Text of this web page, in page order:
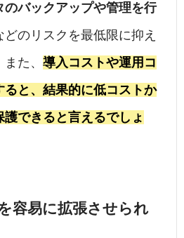
のバックアップや管理を行
のリスクを最低限に抑え
た、 導入コストや運用コ
ると、結果的に低コストか
できると言えるでしょ
容易に拡張させられ